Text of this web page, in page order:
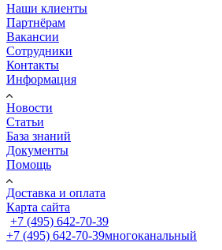
Наши клиенты
Партнёрам
Вакансии
Сотрудники
Контакты
Информация
Новости
Статьи
База знаний
Документы
Помощь
Доставка и оплата
Карта сайта
+7 (495) 642-70-39
+7 (495) 642-70-39многоканальный